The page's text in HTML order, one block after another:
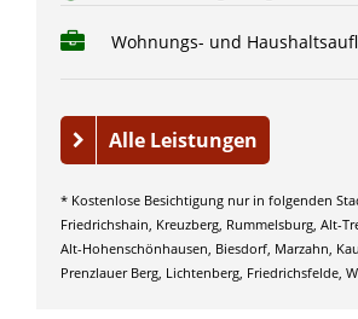
Wohnungs- und
Alle Leistungen
* Kostenlose Besichtigung nur in folgenden
Friedrichshain, Kreuzberg, Rummelsburg, Alt-
Alt-Hohenschönhausen, Biesdorf, Marzahn,
Prenzlauer Berg, Lichtenberg, Friedrichsfelde,